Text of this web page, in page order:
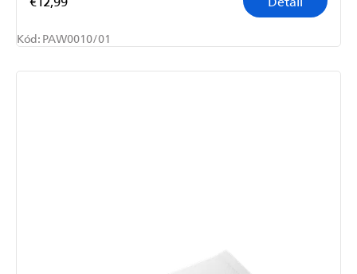
Kód: PAW0010/01